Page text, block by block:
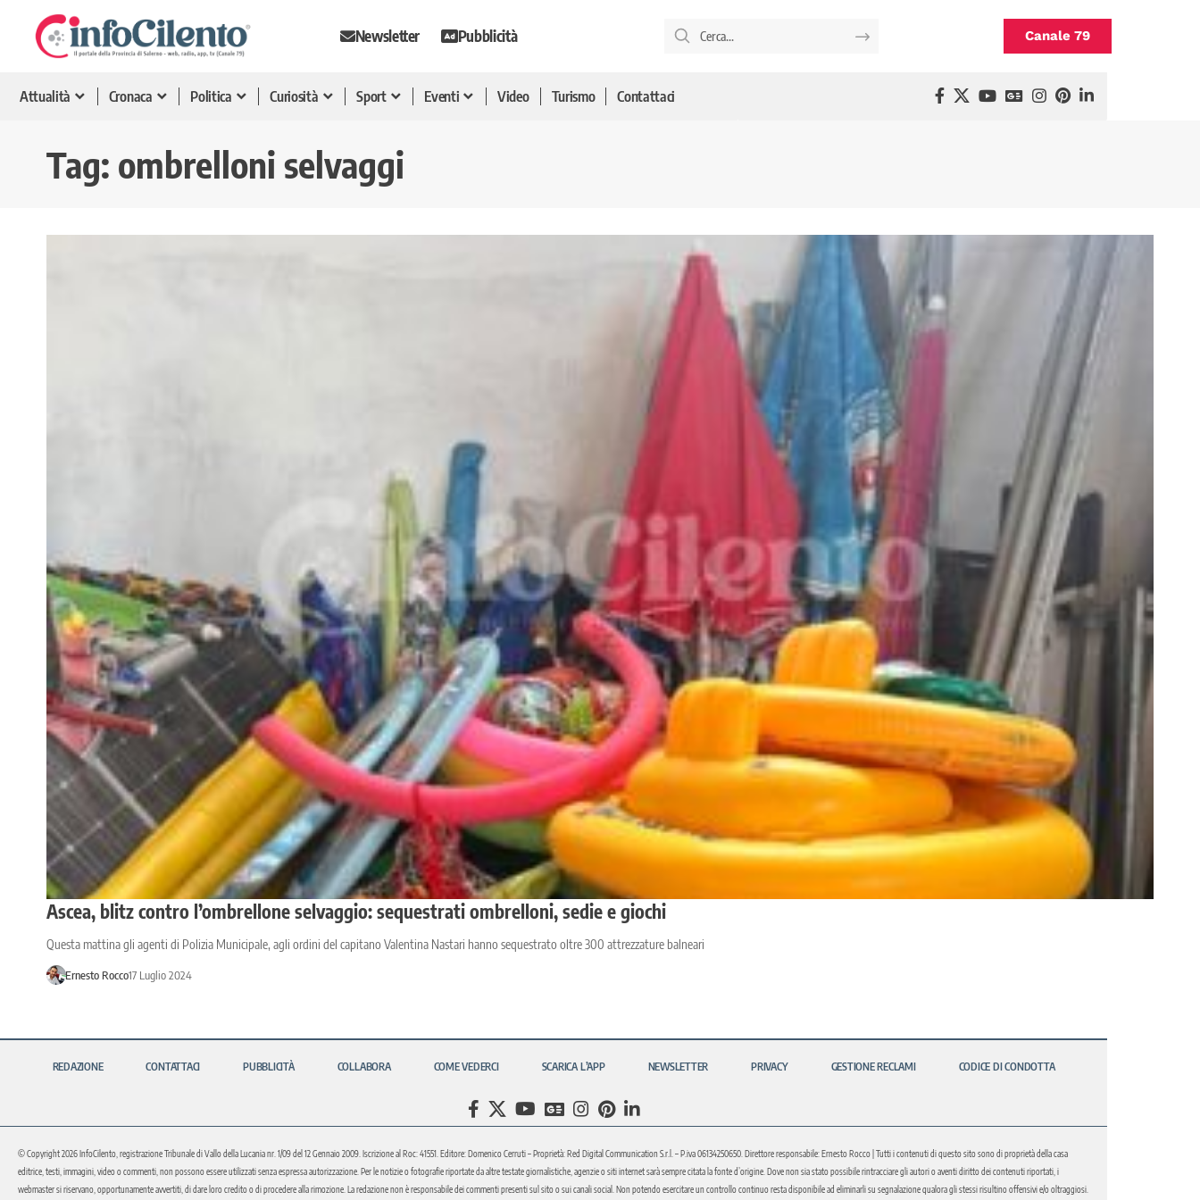
Newsletter Pubblicità Canale 79
Attualità Cronaca Politica Curiosità Sport Eventi Video Turismo Contattaci
Tag: ombrelloni selvaggi
Ascea, blitz contro l’ombrellone selvaggio: sequestrati ombrelloni, sedie e giochi
Questa mattina gli agenti di Polizia Municipale, agli ordini del capitano Valentina Nastari hanno sequestrato oltre 300 attrezzature balneari
Ernesto Rocco17 Luglio 2024
REDAZIONE CONTATTACI PUBBLICITÀ COLLABORA COME VEDERCI SCARICA L’APP NEWSLETTER PRIVACY GESTIONE RECLAMI CODICE DI CONDOTTA
© Copyright 2026 InfoCilento, registrazione Tribunale di Vallo della Lucania nr. 1/09 del 12 Gennaio 2009. Iscrizione al Roc: 41551. Editore: Domenico Cerruti – Proprietà: Red Digital Communication S.r.l. – P.iva 06134250650. Direttore responsabile: Ernesto Rocco | Tutti i contenuti di questo sito sono di proprietà della casa
editrice, testi, immagini, video o commenti, non possono essere utilizzati senza espressa autorizzazione. Per le notizie o fotografie riportate da altre testate giornalistiche, agenzie o siti internet sarà sempre citata la fonte d’origine. Dove non sia stato possibile rintracciare gli autori o aventi diritto dei contenuti riportati, i
webmaster si riservano, opportunamente avvertiti, di dare loro credito o di procedere alla rimozione. La redazione non è responsabile dei commenti presenti sul sito o sui canali social. Non potendo esercitare un controllo continuo resta disponibile ad eliminarli su segnalazione qualora gli stessi risultino offensivi e/o oltraggiosi.